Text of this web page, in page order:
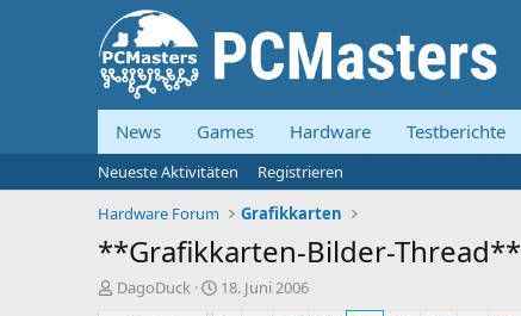
News Games Hardware Testberichte
Neueste Aktivitäten
Registrieren
Hardware Forum
Grafikkarten
**Grafikkarten-Bilder-Thread**
E
DagoDuck
E18. Juni 2006